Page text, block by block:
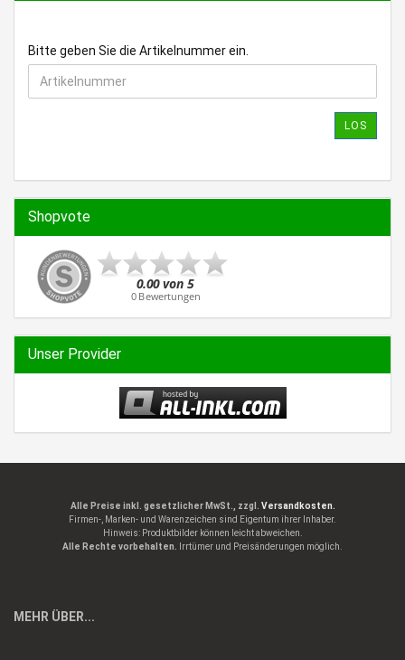
BITTE
GEBEN
SIE
Bitte geben Sie die Artikelnummer ein.
LOS
Shopvote
Unser Provider
Alle Preise inkl. gesetzlicher MwSt., zzgl. Versandkosten.
Firmen-, Marken- und Warenzeichen sind Eigentum ihrer Inhaber.
Hinweis: Produktbilder können leicht abweichen.
Alle Rechte vorbehalten.
Irrtümer und Preisänderungen möglich.
MEHR ÜBER...